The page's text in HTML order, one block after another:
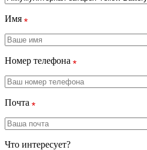
Имя
Номер телефона
Почта
Что интересует?